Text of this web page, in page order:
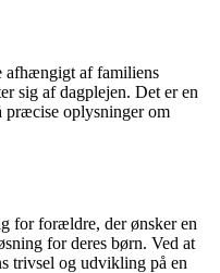
afhængigt af familiens
sig af dagplejen. Det er en
præcise oplysninger om
for forældre, der ønsker en
for deres børn. Ved at
trivsel og udvikling på en